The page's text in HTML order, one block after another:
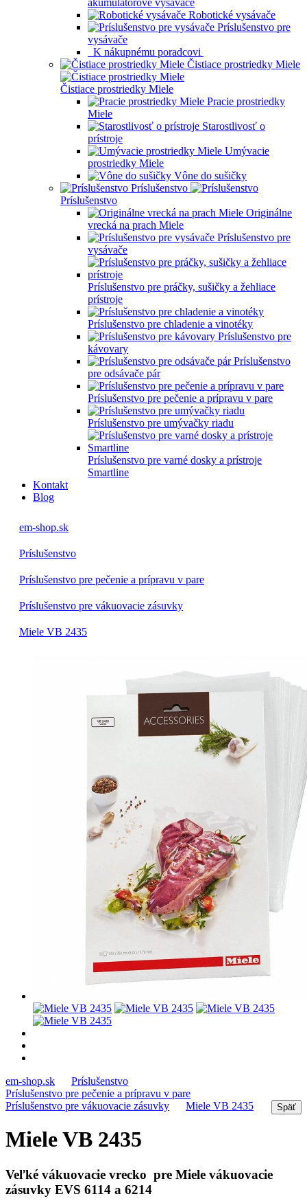
Robotické vysávače
Príslušenstvo pre
vysávače
K nákupnému poradcovi
Čistiace prostriedky Miele
Čistiace prostriedky Miele
Pracie prostriedky
Miele
Starostlivosť o
prístroje
Umývacie
prostriedky Miele
Vône do sušičky
Príslušenstvo
Príslušenstvo
Originálne
vrecká na prach Miele
Príslušenstvo pre
vysávače
Príslušenstvo pre práčky, sušičky a žehliace
prístroje
Príslušenstvo pre chladenie a vinotéky
Príslušenstvo pre
kávovary
Príslušenstvo
pre odsávače pár
Príslušenstvo pre pečenie a prípravu v pare
Príslušenstvo pre umývačky riadu
Príslušenstvo pre varné dosky a prístroje
Smartline
Kontakt
Blog
em-shop.sk
Príslušenstvo
Príslušenstvo pre pečenie a prípravu v pare
Príslušenstvo pre vákuovacie zásuvky
Miele VB 2435
em-shop.sk
Príslušenstvo
Príslušenstvo pre pečenie a prípravu v pare
Príslušenstvo pre vákuovacie zásuvky
Miele VB 2435
Miele VB 2435
Veľké vákuovacie vrecko pre Miele vákuovacie
zásuvky EVS 6114 a 6214